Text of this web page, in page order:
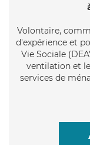
Volontaire,
d'expérience et
Vie Sociale
ventilation et
services de